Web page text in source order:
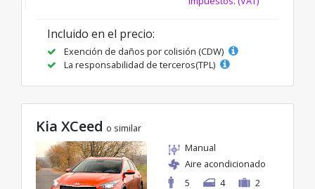
Incluido en el precio:
Exención de daños por colisión (CDW)
La responsabilidad de terceros(TPL)
Kia XCeed o similar
Manual
Aire acondicionado
5
4 2